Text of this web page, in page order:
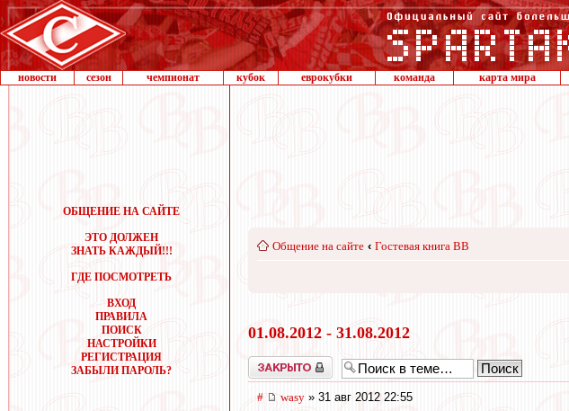
новости сезон чемпионат кубок еврокубки команда карта мира
ОБЩЕНИЕ НА САЙТЕ
ЭТО ДОЛЖЕН
ЗНАТЬ КАЖДЫЙ!!!
ГДЕ ПОСМОТРЕТЬ
ВХОД
ПРАВИЛА
ПОИСК
НАСТРОЙКИ
РЕГИСТРАЦИЯ
ЗАБЫЛИ ПАРОЛЬ?
Общение на сайте ‹ Гостевая книга ВВ
01.08.2012 - 31.08.2012
Закрыто
# wasy » 31 авг 2012 22:55